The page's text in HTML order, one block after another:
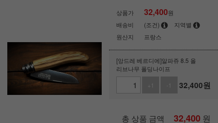
상품가 32,400원
배송비
(조건)
지역별
원산지
프랑스
[앙드레 베르디에]알파쥬 8.5 올
리브나무 폴딩나이프
+1
-1 32,400원
총 상품 금액 32,400 원